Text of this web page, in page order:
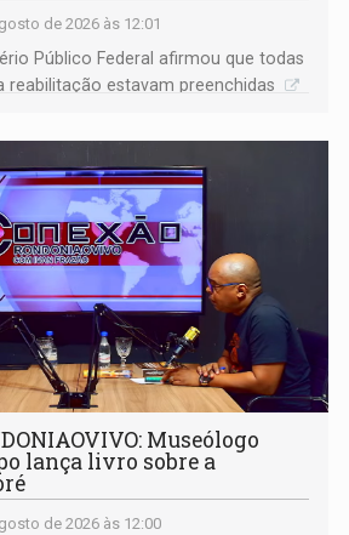
de 2026 às 12:01
Público Federal afirmou que todas
reabilitação estavam preenchidas
Museólogo
lança livro sobre a
de 2026 às 12:00